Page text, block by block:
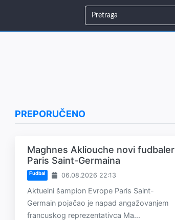
PREPORUČENO
Maghnes Akliouche novi fudbaler
Paris Saint-Germaina
Fudbal 06.08.2026 22:13
Aktuelni šampion Evrope Paris Saint-
Germain pojačao je napad angažovanjem
francuskog reprezentativca Ma...